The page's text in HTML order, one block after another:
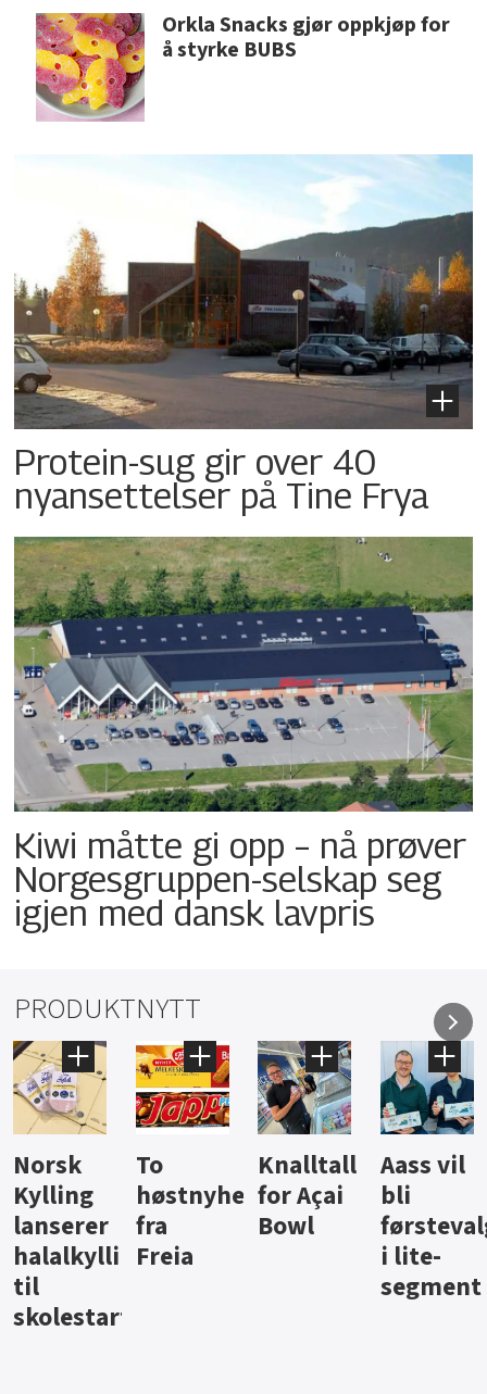
Orkla Snacks gjør oppkjøp for
å styrke BUBS
Protein-sug gir over 40
nyansettelser på Tine Frya
Kiwi måtte gi opp – nå prøver
Norgesgruppen-selskap seg
igjen med dansk lavpris
PRODUKTNYTT
Knalltall
for Açai
Bowl
Aass vil
bli
førstevalg
i lite-
Brus og
jus fra
Berentsen
Hard
iste fra
Hansa